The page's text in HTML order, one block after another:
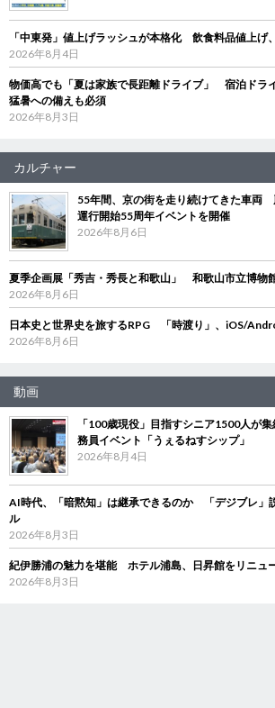
「中東発」値上げラッシュが本格化 飲食料品値上げ
2026年8月4日
物価高でも「夏は家族で長距離ドライブ」 宿泊ドラ
猛暑への備えも必須
2026年8月3日
カルチャー
55年間、京の街を走り続けてきた車両
運行開始55周年イベントを開催
2026年8月6日
夏季企画展「秀吉・秀長と和歌山」 和歌山市立博物
2026年8月6日
日本史と世界史を旅するRPG 「時渡り」、iOS/
2026年8月6日
動画
「100歳現役」目指すシニア1500人が
務員イベント「うぇるねすシップ」
2026年8月4日
AI時代、「暗黙知」は継承できるのか 「デジブレ」
ル
2026年8月3日
紀伊勝浦の魅力を堪能 ホテル浦島、日昇館をリニュ
2026年8月3日